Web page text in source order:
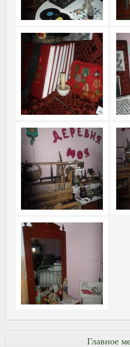
Главное